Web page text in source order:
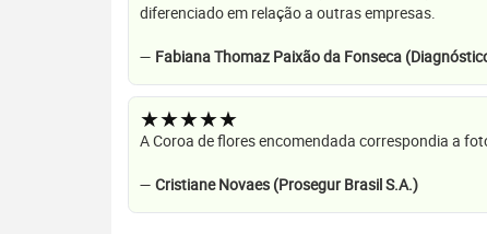
diferenciado em relação a outras empresas.
— Fabiana Thomaz Paixão da Fonseca
★★★★★
A Coroa de flores encomendada correspondia a
— Cristiane Novaes (Prosegur Brasil S.A.)